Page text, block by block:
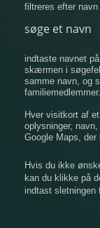
filtreres efter
søge et navn
indtaste navnet
​​skærmen i
samme navn, og
familiemedlemmer.
Hver visitkort af
oplysninger,
Google Maps,
Hvis du ikke
kan du klikke på
indtast sletningen